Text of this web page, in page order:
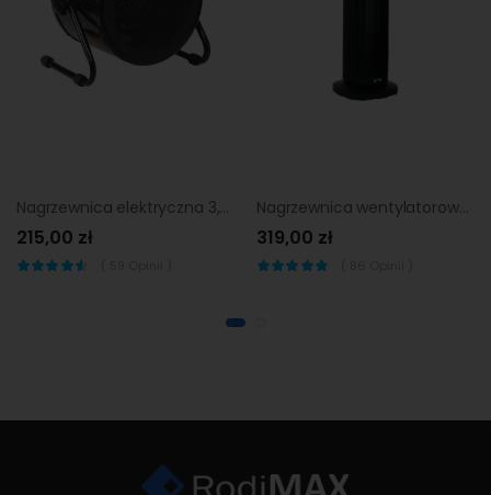
Nagrzewnica elektryczna 3,3kW Czarna EQUATION
215,00 zł
Nagrzewnica wentylatorowa 2 w 1 PTCK - G7520 2kW SKIVA
319,00 zł